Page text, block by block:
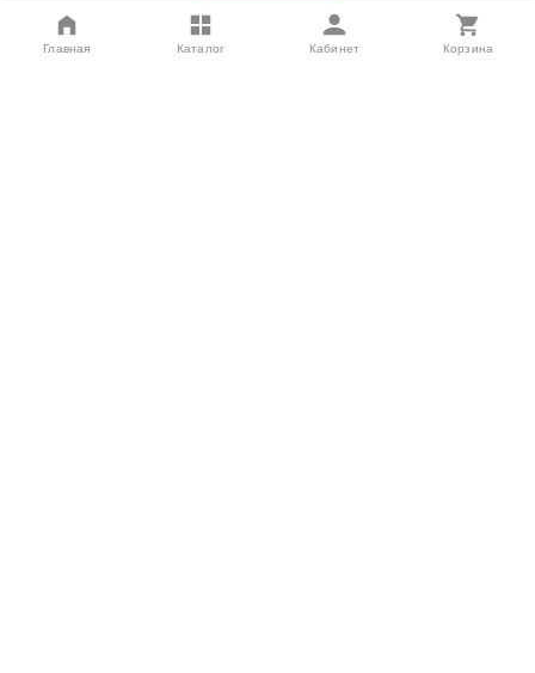
Главная Каталог Кабинет Корзина